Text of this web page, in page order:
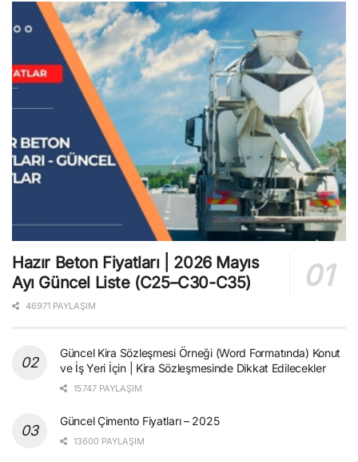
Hazır Beton Fiyatları | 2026 Mayıs
Ayı Güncel Liste (C25–C30-C35)
46971 PAYLAŞIM
Güncel Kira Sözleşmesi Örneği (Word Formatında) Konut
ve İş Yeri İçin | Kira Sözleşmesinde Dikkat Edilecekler
15747 PAYLAŞIM
Güncel Çimento Fiyatları – 2025
13600 PAYLAŞIM